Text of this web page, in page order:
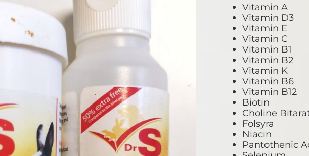
Vitamin A
Vitamin D3
Vitamin E
Vitamin C
Vitamin B1
Vitamin B2
Vitamin K
Vitamin B6
Vitamin B12
Biotin
Choline
Folsyra
Niacin
Pantothenic